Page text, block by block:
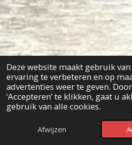
Deze website maakt gebruik
ervaring te verbeteren en op
advertenties weer te geven.
‘Accepteren’ te klikken, gaat u
gebruik van alle cookies.
Afwijzen
E-mailadres